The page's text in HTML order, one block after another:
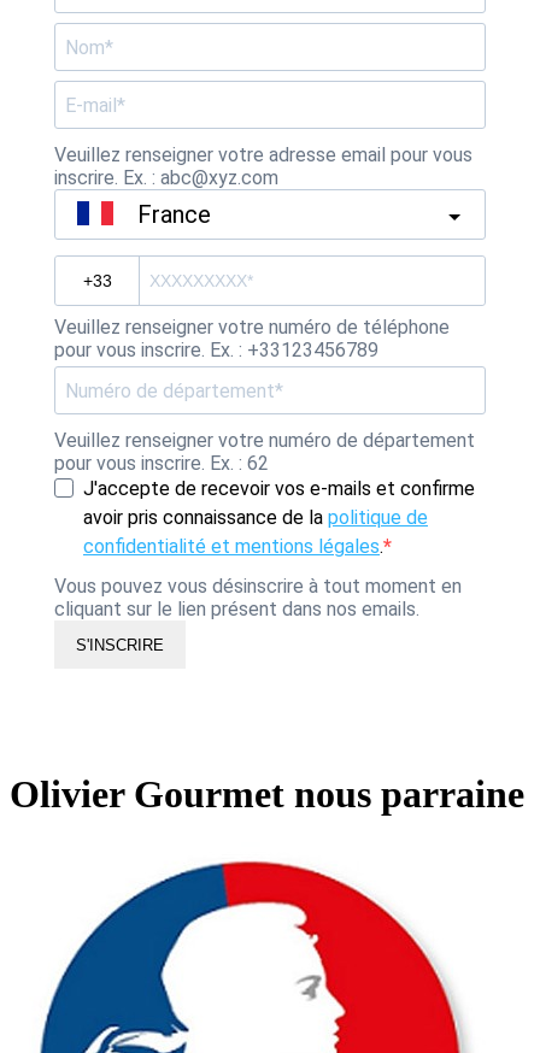
Veuillez renseigner votre adresse email pour vous
inscrire. Ex. : abc@xyz.com
France
Veuillez renseigner votre numéro de téléphone
pour vous inscrire. Ex. : +33123456789
Veuillez renseigner votre numéro de département
pour vous inscrire. Ex. : 62
J'accepte de recevoir vos e-mails et confirme
avoir pris connaissance de la politique de
confidentialité et mentions légales.
Vous pouvez vous désinscrire à tout moment en
cliquant sur le lien présent dans nos emails.
S'INSCRIRE
Olivier Gourmet nous parraine